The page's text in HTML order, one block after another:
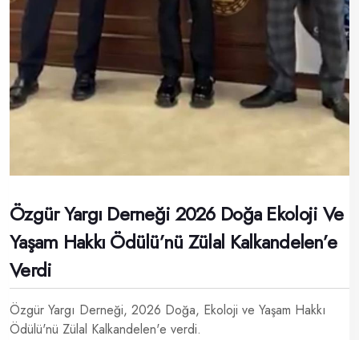
Özgür Yargı Derneği 2026 Doğa Ekoloji Ve
Yaşam Hakkı Ödülü’nü Zülal Kalkandelen’e
Verdi
Özgür Yargı Derneği, 2026 Doğa, Ekoloji ve Yaşam Hakkı
Ödülü'nü Zülal Kalkandelen'e verdi.